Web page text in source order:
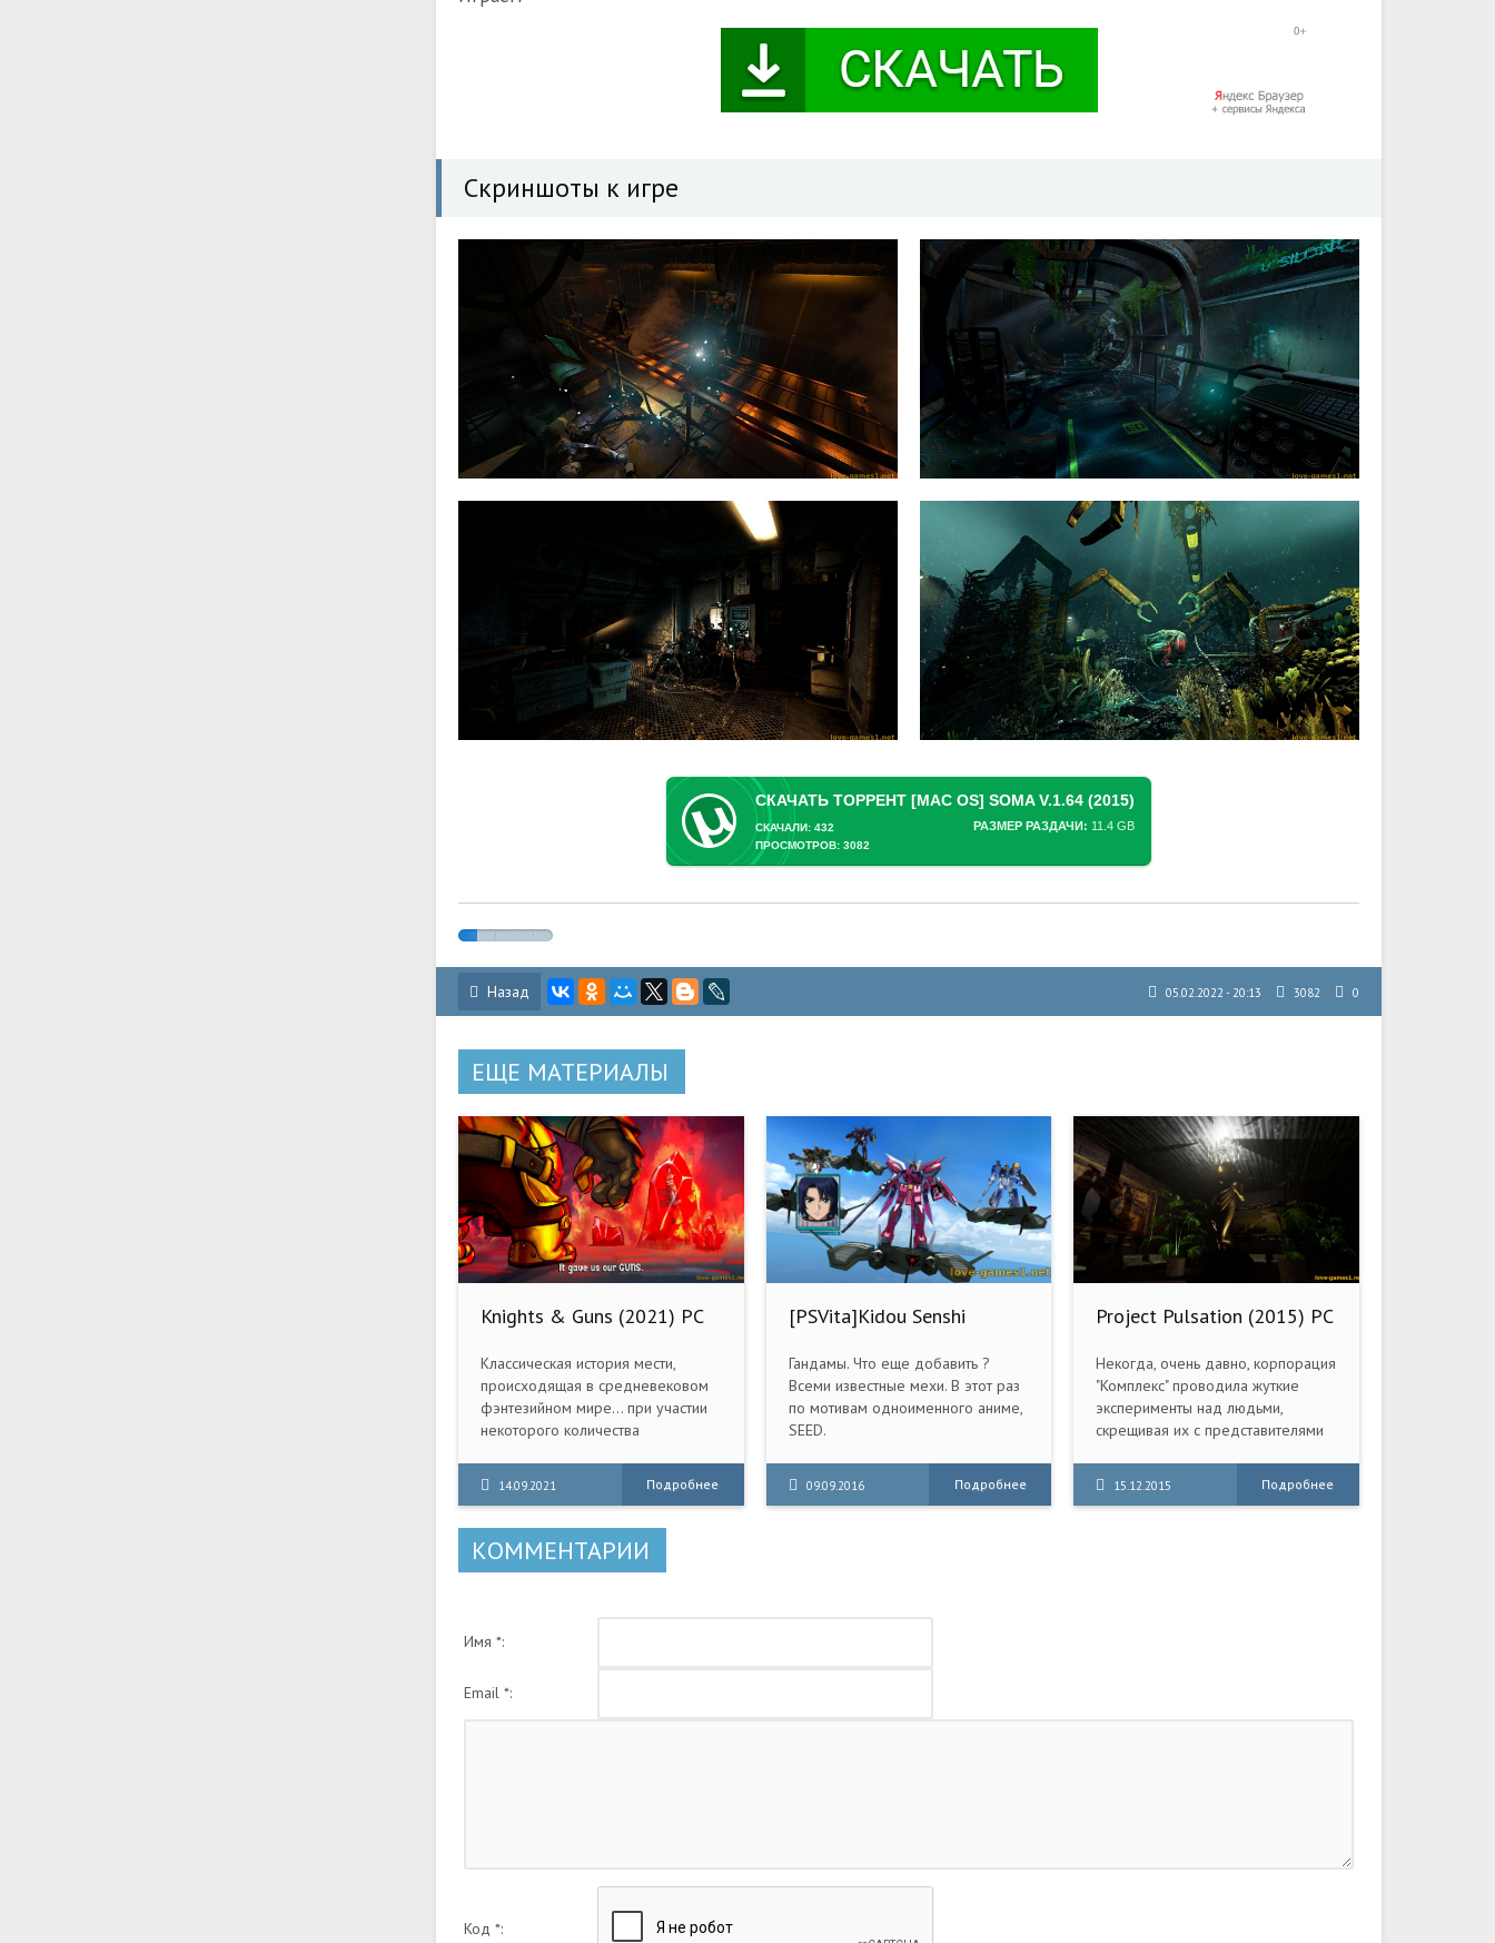
Скриншоты к игре
СКАЧАТЬ ТОРРЕНТ [MAC OS] SOMA V.1.64 (2015)
РАЗМЕР РАЗДАЧИ: 11.4 GB
СКАЧАЛИ: 432
ПРОСМОТРОВ: 3082
Назад 05.02.2022 - 20:13 3082 0
ЕЩЕ МАТЕРИАЛЫ
Knights & Guns (2021) PC
Классическая история мести,
происходящая в средневековом
фэнтезийном мире... при участии
некоторого количества
оружия, чтобы сделать все еще
интереснее
14.09.2021 Подробнее
[PSVita]Kidou Senshi
Gundam Seed: Battle
Destiny [JPN/JAP]
Гандамы. Что еще добавить ?
Всеми известные мехи. В этот раз
по мотивам одноименного аниме,
SEED.
09.09.2016 Подробнее
Project Pulsation (2015) PC
Некогда, очень давно, корпорация
"Комплекс" проводила жуткие
эксперименты над людьми,
скрещивая их с представителями
однажды что-то пошло не так, и
на станции произошла гигантских
15.12.2015 Подробнее
КОММЕНТАРИИ
Имя *:
Email *:
Код *: